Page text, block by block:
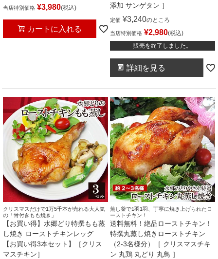
当店特別価格 ¥3,980 税込
カートに入れる
添加 サンゲタン ］
定価 ¥3,240のところ
当店特別価格 ¥2,980 税込
販売を終了しました。
詳細を見る
クリスマスだけで1万5千本が売れる大人気
の「骨付きもも焼き」
【お買い得】水郷どり特撰もも蒸
し焼き ローストチキンレッグ
【お買い得3本セット】［クリス
マスチキン］
蒸し釜で1羽1羽、丁寧に焼き上げられたロ
ーストチキン！
送料無料！絶品ローストチキン！
特撰丸蒸し焼きローストチキン
（2-3名様分）［ クリスマスチキ
ン 丸鶏 丸どり 丸鳥 ］